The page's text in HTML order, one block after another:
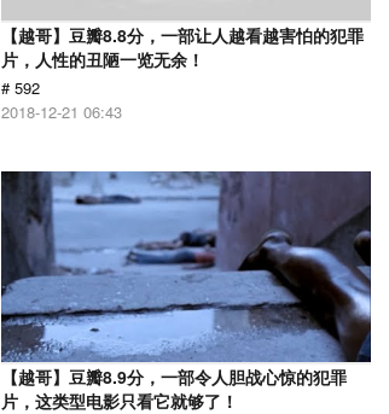
【越哥】豆瓣8.8分，一部让人越看越害怕的犯罪
片，人性的丑陋一览无余！
# 592
2018-12-21 06:43
【越哥】豆瓣8.9分，一部令人胆战心惊的犯罪
片，这类型电影只看它就够了！